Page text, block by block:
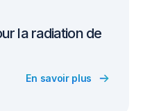
la radiation de
En savoir plus